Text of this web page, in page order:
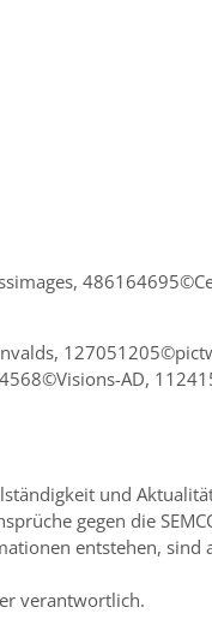
AD,
und
gegen die
entstehen, sind
verantwortlich.